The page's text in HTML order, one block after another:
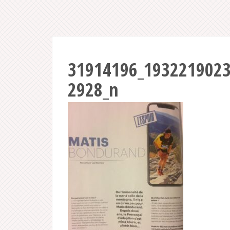
2928_n